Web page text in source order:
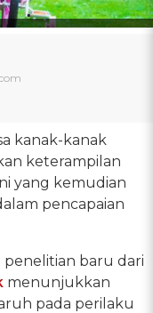
kanak-kanak
keterampilan
yang kemudian
pencapaian
baru dari
menunjukkan
pada perilaku